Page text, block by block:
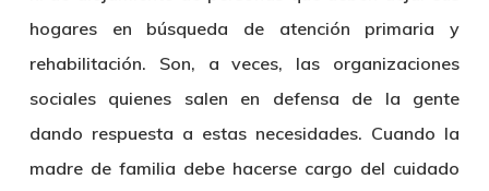
hogares en búsqueda de atención primaria y
rehabilitación. Son, a veces, las organizaciones
sociales quienes salen en defensa de la gente
dando respuesta a estas necesidades. Cuando la
madre de familia debe hacerse cargo del cuidado